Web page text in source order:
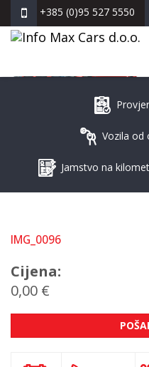
+385 (0)95 527 5550
Vozila od
Jamstvo na
IMG_0096
Cijena:
0,00 €